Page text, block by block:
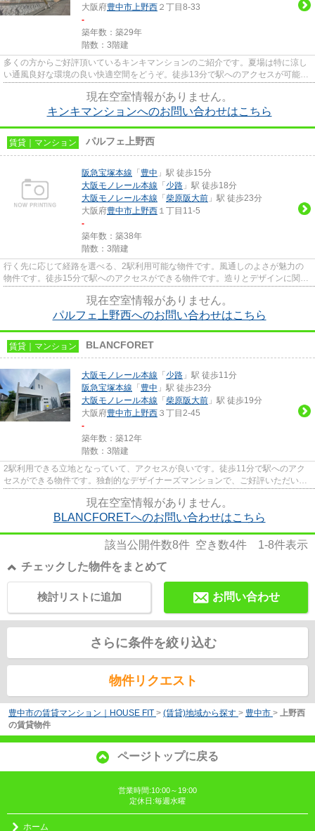
大阪府豊中市上野西 ２丁目8-33
-
築年数：築29年
階数：3階建
多くの方からご好評頂いているキンキマンションのご紹介です。夏場は特に涼し
い通風良好な環境の良い快適空間をどうぞ。徒歩13分で駅へのアクセスが可能な
現在空室情報がありません。
キンキマンションへのお問い合わせはこちら
賃貸｜マンション パルフェ上野西
阪急宝塚本線 「 豊中 」駅 徒歩15分
大阪モノレール本線 「 少路 」駅 徒歩18分
大阪モノレール本線 「 柴原阪大前 」駅 徒歩23分
大阪府豊中市上野西 １丁目11-5
-
築年数：築38年
階数：3階建
行く先に応じて経路を選べる、2駅利用可能な物件です。風通しのよさが魅力の
物件です。徒歩15分で駅へのアクセスができる物件です。造りとデザインに関し
現在空室情報がありません。
パルフェ上野西へのお問い合わせはこちら
賃貸｜マンション BLANCFORET
大阪モノレール本線 「 少路 」駅 徒歩11分
阪急宝塚本線 「 豊中 」駅 徒歩23分
大阪モノレール本線 「 柴原阪大前 」駅 徒歩19分
大阪府豊中市上野西 ３丁目2-45
-
築年数：築12年
階数：3階建
2駅利用できる立地となっていて、アクセスが良いです。徒歩11分で駅へのアク
セスができる物件です。独創的なデザイナーズマンションで、ご好評いただいて
現在空室情報がありません。
BLANCFORETへのお問い合わせはこちら
該当公開件数8件 空き数4件 1-8件表示
チェックした物件をまとめて
お問い合わせ
検討リストに追加
さらに条件を絞り込む
物件リクエスト
豊中市の賃貸マンション｜HOUSE FIT > (賃貸)地域から探す > 豊中市 > 上野西
の賃貸物件
ページトップに戻る
営業時間:10:00～19:00
定休日:毎週水曜
ホーム